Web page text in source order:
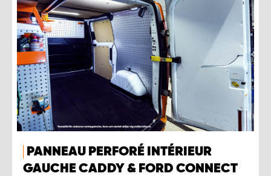
PANNEAU PERFORÉ INTÉRIEUR
GAUCHE CADDY & FORD CONNECT